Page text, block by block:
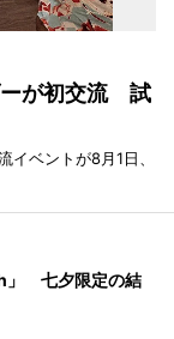
ーが初交流 試
イベントが8月1日、
」 七夕限定の結